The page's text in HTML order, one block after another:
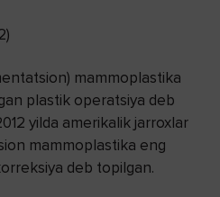
mammoplastika
plastik operatsiya deb
yilda amerikalik jarroxlar
mammoplastika eng
deb topilgan.